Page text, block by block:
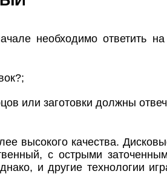
необходимо ответить
или заготовки должны
высокого качества.
с острыми
и другие технологии